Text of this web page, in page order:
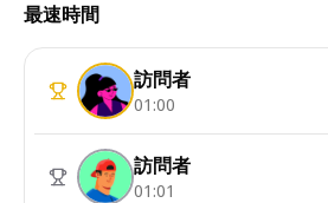
最速時間
訪問者
01:00
訪問者
01:01